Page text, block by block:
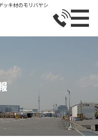
ッキ材のモリバヤシ